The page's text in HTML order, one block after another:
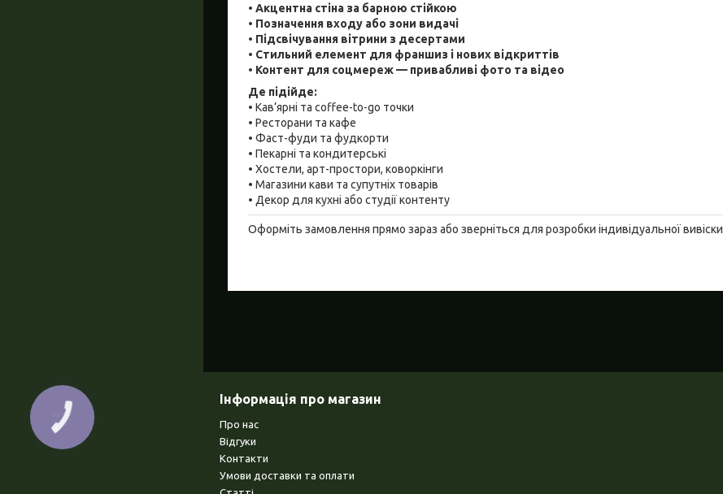
• Акцентна стіна за барною стійкою
• Позначення входу або зони видачі
• Підсвічування вітрини з десертами
• Стильний елемент для франшиз і нових відкриттів
• Контент для соцмереж — привабливі фото та відео
Де підійде:
• Кав’ярні та coffee-to-go точки
• Ресторани та кафе
• Фаст-фуди та фудкорти
• Пекарні та кондитерські
• Хостели, арт-простори, коворкінги
• Магазини кави та супутніх товарів
• Декор для кухні або студії контенту
Оформіть замовлення прямо зараз або зверніться для розробки індивідуальної вивіски
Інформація про магазин
Про нас
Відгуки
Контакти
Умови доставки та оплати
КНОПКА
ЗВ'ЯЗКУ